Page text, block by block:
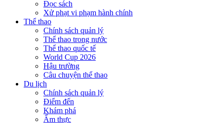
Đọc sách
Xử phạt vi phạm hành chính
Thể thao
Chính sách quản lý
Thể thao trong nước
Thể thao quốc tế
World Cup 2026
Hậu trường
Câu chuyện thể thao
Du lịch
Chính sách quản lý
Điểm đến
Khám phá
Ẩm thực